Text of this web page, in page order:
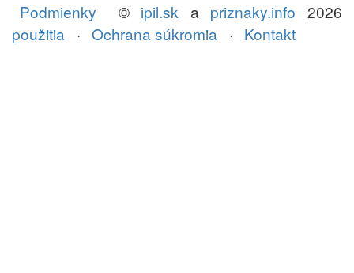
© ipil.sk a priznaky.info 2026
Podmienky
použitia · Ochrana súkromia · Kontakt